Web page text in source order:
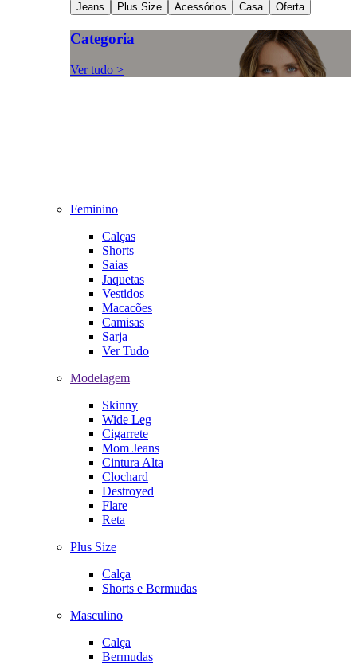
Jeans
Plus Size Acessórios Casa Oferta
Categoria
Ver tudo >
Feminino
Calças
Shorts
Saias
Jaquetas
Vestidos
Macacões
Camisas
Sarja
Ver Tudo
Modelagem
Skinny
Wide Leg
Cigarrete
Mom Jeans
Cintura Alta
Clochard
Destroyed
Flare
Reta
Plus Size
Calça
Shorts e Bermudas
Masculino
Calça
Bermudas